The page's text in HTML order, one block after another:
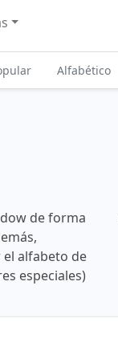
Alfabético
de forma
alfabeto de
especiales)